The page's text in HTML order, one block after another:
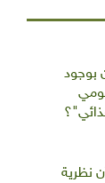
بوجود
نظرية